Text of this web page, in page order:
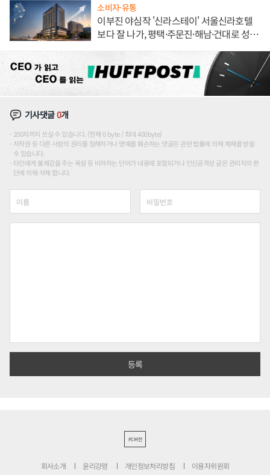
소비자·유통
이부진 야심작 '신라스테이' 서울신라호텔
보다 잘 나가, 평택·주문진·해남·건대로 성
기사댓글0개
200자까지 쓰실 수 있습니다. (현재 0 byte / 최대 400byte)
저작권 등 다른 사람의 권리를 침해하거나 명예를 훼손하는 댓글은 관련 법률에 의해 제재를 받을
수 있습니다.
타인에게 불쾌감을 주는 욕설 등 비하하는 단어가 내용에 포함되거나 인신공격성 글은 관리자의 판
단에 의해 삭제 합니다.
PC버전
회사소개 윤리강령 개인정보처리방침 이용자위원회